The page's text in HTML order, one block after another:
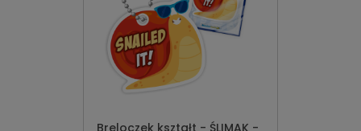
Breloczek kształt - ŚLIMAK -